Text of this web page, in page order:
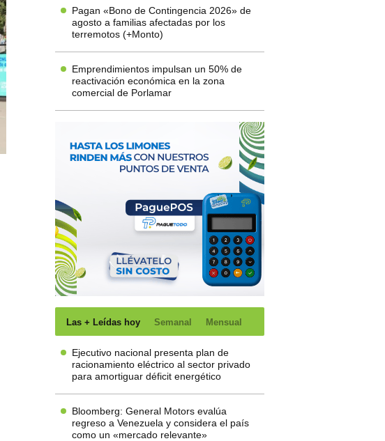
Pagan «Bono de Contingencia 2026» de
agosto a familias afectadas por los
terremotos (+Monto)
Emprendimientos impulsan un 50% de
reactivación económica en la zona
comercial de Porlamar
Las + Leídas hoy Semanal Mensual
Ejecutivo nacional presenta plan de
racionamiento eléctrico al sector privado
para amortiguar déficit energético
Bloomberg: General Motors evalúa
regreso a Venezuela y considera el país
como un «mercado relevante»